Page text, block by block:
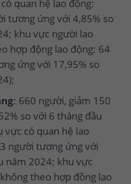
quan hệ lao động:
tương ứng với 4,85% so
khu vực người lao
hợp động lao động: 64
ứng với 17,95% so
: 660 người, giảm 150
so với 6 tháng đầu
vực có quan hệ lao
người tương ứng với
năm 2024; khu vực
theo hợp đồng lao